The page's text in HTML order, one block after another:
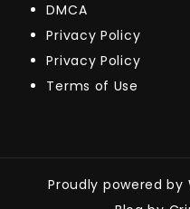
DMCA
Privacy Policy
Privacy Policy
Terms of Use
Proudly powered by